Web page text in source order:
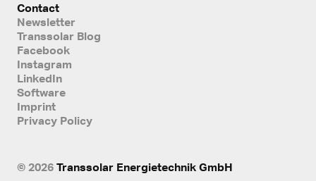
Contact
Newsletter
Transsolar Blog
Facebook
Instagram
LinkedIn
Software
Imprint
Privacy Policy
© 2026 Transsolar Energietechnik GmbH